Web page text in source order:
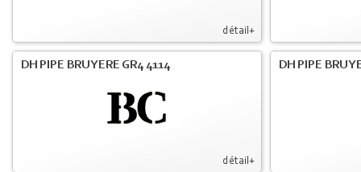
détail+
détail+
DH PIPE BRUYERE GR4 4114 DH PIPE